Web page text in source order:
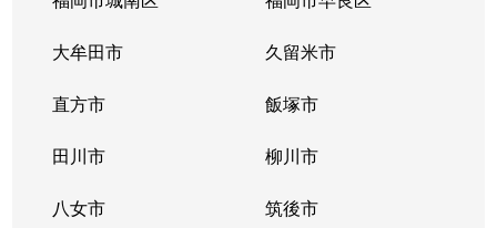
大牟田市 久留米市
直方市 飯塚市
田川市 柳川市
八女市 筑後市